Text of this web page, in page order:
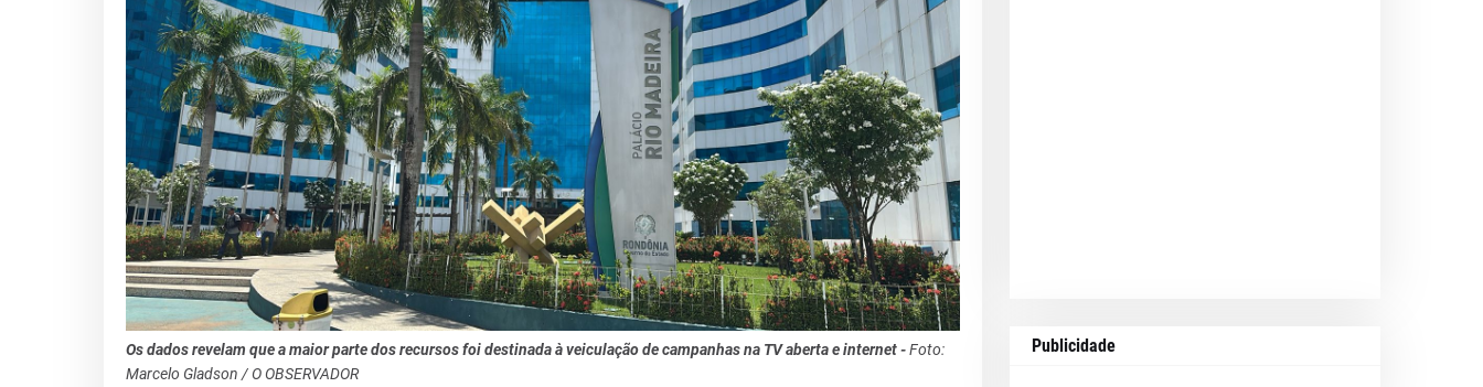
Os dados revelam que a maior parte dos recursos foi destinada à veiculação de campanhas na TV aberta e internet - Foto:
Marcelo Gladson / O OBSERVADOR
Publicidade